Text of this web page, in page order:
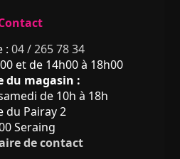
:04 / 265 78 34
et de 14h00 à 18h00
du magasin :
de 10h à 18h
du Pairay 2
Seraing
de contact